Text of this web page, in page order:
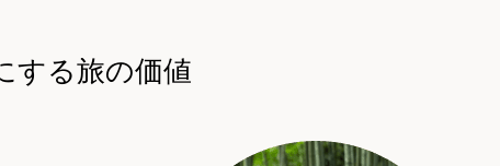
する旅の価値